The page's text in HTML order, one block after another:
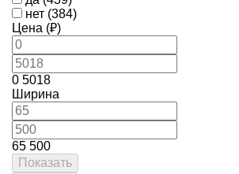
нет (384)
Цена (₽)
0 5018
Ширина
65 500
Показать